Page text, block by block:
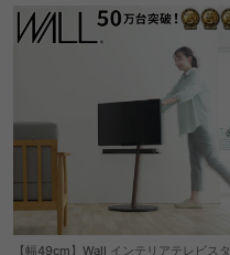
【幅49cm】Wall インテリアテレビスタ